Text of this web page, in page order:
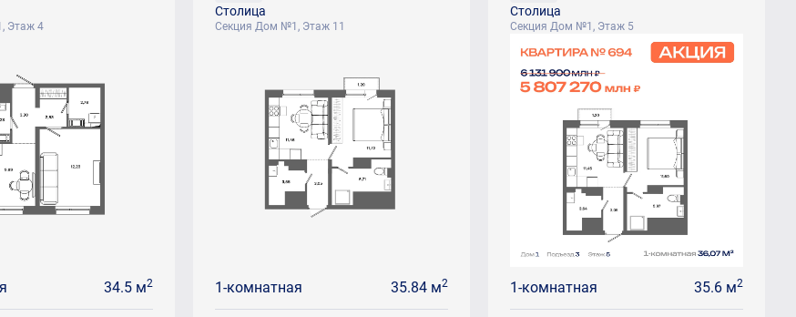
Этаж 4
34.5 м2
Столица
Секция Дом №1, Этаж 11
1-комнатная 35.84 м2
Столица
Секция Дом №1, Этаж 5
1-комнатная 35.6 м2